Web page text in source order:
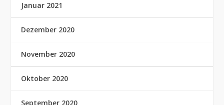
Januar 2021
Dezember 2020
November 2020
Oktober 2020
September 2020